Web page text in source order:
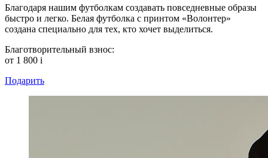
Благодаря нашим футболкам создавать повседневные образы
быстро и легко. Белая футболка с принтом «Волонтер»
создана специально для тех, кто хочет выделиться.
Благотворительный взнос:
от 1 800 i
Подарить